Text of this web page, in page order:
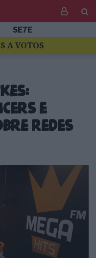
SE7E
A VOTOS
e
redes